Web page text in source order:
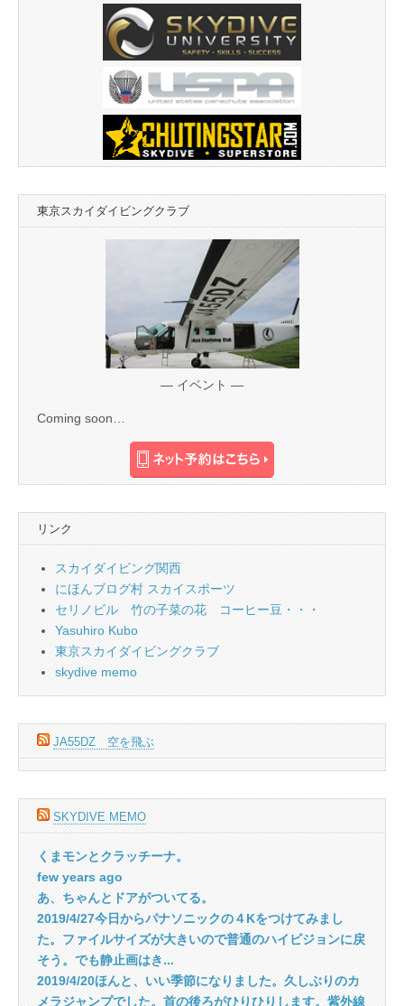
東京スカイダイビングクラブ
— イベント —
Coming soon…
リンク
スカイダイビング関西
にほんブログ村 スカイスポーツ
セリノビル 竹の子菜の花 コーヒー豆・・・
Yasuhiro Kubo
東京スカイダイビングクラブ
skydive memo
JA55DZ 空を飛ぶ
SKYDIVE MEMO
くまモンとクラッチーナ。
few years ago
あ、ちゃんとドアがついてる。
2019/4/27今日からパナソニックの４Kをつけてみまし
た。ファイルサイズが大きいので普通のハイビジョンに戻
そう。でも静止画はき...
2019/4/20ほんと、いい季節になりました。久しぶりのカ
メラジャンプでした。首の後ろがひりひりします。紫外線